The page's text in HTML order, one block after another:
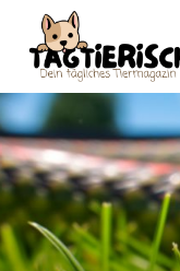
Inhalt
springen